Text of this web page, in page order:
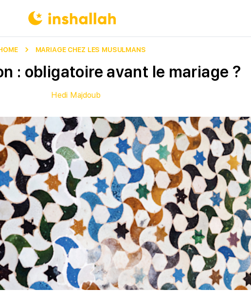
MARIAGE CHEZ LES MUSULMANS
: obligatoire avant le mariage ?
Hedi Majdoub